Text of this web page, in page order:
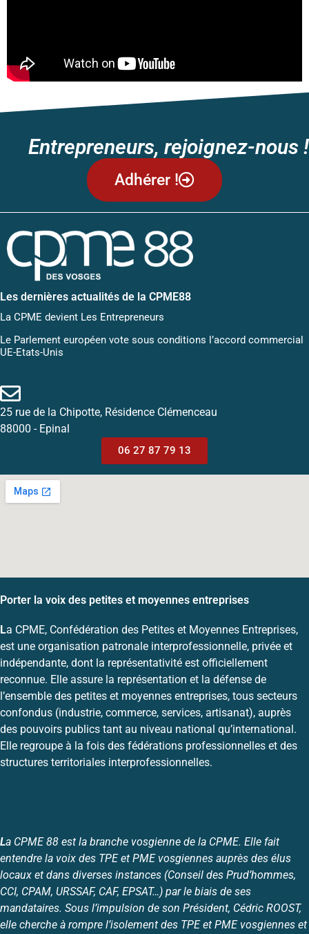
Entrepreneurs, rejoignez-nous !
Adhérer !
Les dernières actualités de la CPME88
La CPME devient Les Entrepreneurs
Le Parlement européen vote sous conditions l’accord commercial
UE-Etats-Unis
25 rue de la Chipotte, Résidence Clémenceau
88000 - Epinal
06 27 87 79 13
Porter la voix des petites et moyennes entreprises
La CPME, Confédération des Petites et Moyennes Entreprises,
est une organisation patronale interprofessionnelle, privée et
indépendante, dont la représentativité est officiellement
reconnue. Elle assure la représentation et la défense de
l’ensemble des petites et moyennes entreprises, tous secteurs
confondus (industrie, commerce, services, artisanat), auprès
des pouvoirs publics tant au niveau national qu’international.
Elle regroupe à la fois des fédérations professionnelles et des
structures territoriales interprofessionnelles.
La CPME 88 est la branche vosgienne de la CPME. Elle fait
entendre la voix des TPE et PME vosgiennes auprès des élus
locaux et dans diverses instances (Conseil des Prud’hommes,
CCI, CPAM, URSSAF, CAF, EPSAT…) par le biais de ses
mandataires. Sous l’impulsion de son Président, Cédric ROOST,
elle cherche à rompre l’isolement des TPE et PME vosgiennes et